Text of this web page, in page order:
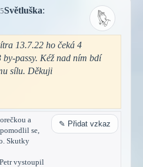
Světluška:
13.7.22 ho čeká 4
passy. Kéž nad ním bdí
sílu. Děkuji
a
se,
Skutky
vystoupil
✎ Přidat vzkaz